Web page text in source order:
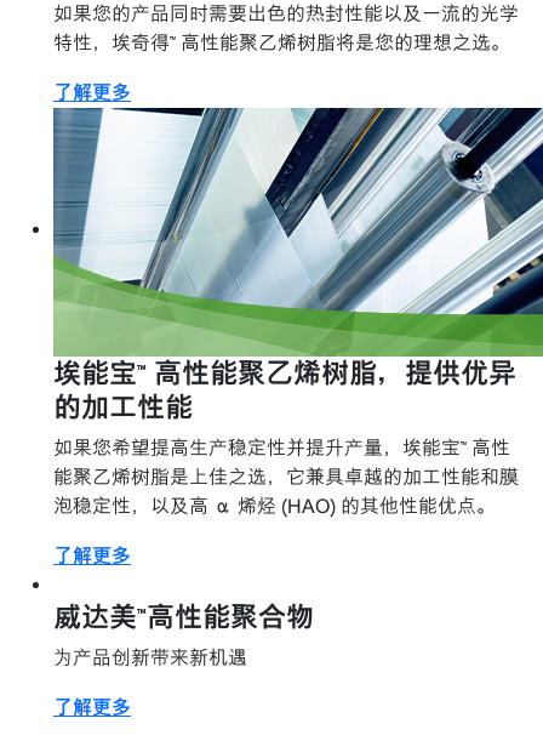
如果您的产品同时需要出色的热封性能以及一流的光学
特性，埃奇得™ 高性能聚乙烯树脂将是您的理想之选。
了解更多
埃能宝™ 高性能聚乙烯树脂，提供优异
的加工性能
如果您希望提高生产稳定性并提升产量，埃能宝™ 高性
能聚乙烯树脂是上佳之选，它兼具卓越的加工性能和膜
泡稳定性，以及高 α 烯烃 (HAO) 的其他性能优点。
了解更多
威达美™高性能聚合物
为产品创新带来新机遇
了解更多